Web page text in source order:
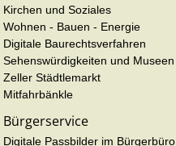
Kirchen und Soziales
Wohnen - Bauen - Energie
Digitale Baurechtsverfahren
Sehenswürdigkeiten und Museen
Zeller Städtlemarkt
Mitfahrbänkle
Bürgerservice
Digitale Passbilder im Bürgerbüro